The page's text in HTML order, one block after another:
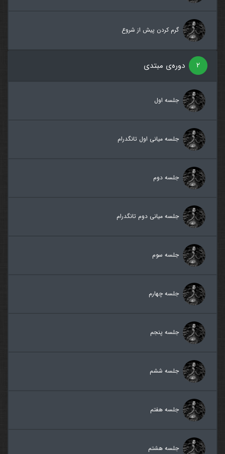
گرم کردن پیش از شروع
۲ دوره‌ی مبتدی
جلسه اول
جلسه میانی اول تانگدرام
جلسه دوم
جلسه میانی دوم تانگدرام
جلسه سوم
جلسه چهارم
جلسه پنجم
جلسه ششم
جلسه هفتم
جلسه هشتم